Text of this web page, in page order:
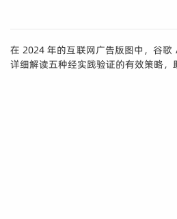
在 2024 年的互联网广告版图中，谷
详细解读五种经实践验证的有效策略